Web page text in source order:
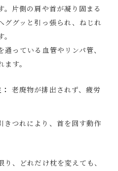
片側の肩や首が凝り固まる
ググッと引っ張られ、ねじれ
っている血管やリンパ管、
す。
老廃物が排出されず、疲労
きつれにより、首を回す動作
、どれだけ枕を変えても、